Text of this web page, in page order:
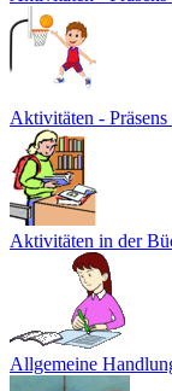
Aktivitäten - Präsens
Aktivitäten in der
Allgemeine